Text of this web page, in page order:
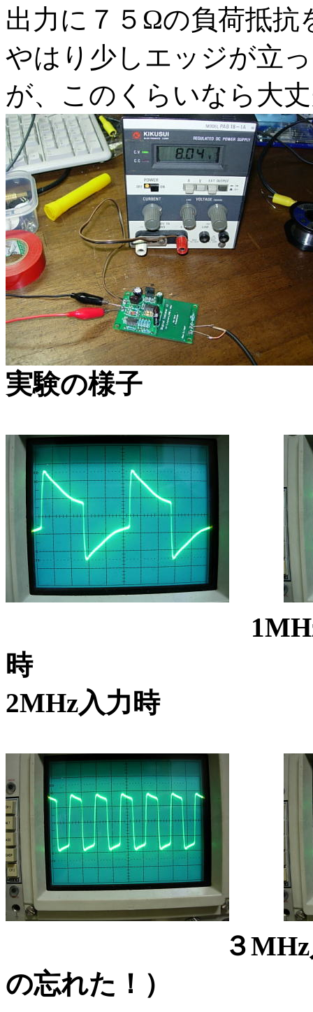
出力に７５Ωの負荷抵抗
やはり少しエッジが立
が、このくらいなら大
実験の様子
1MHz
2MHz入力時
３MHz入力時
の忘れた！） ４